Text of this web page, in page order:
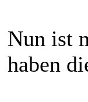
Nun ist
haben